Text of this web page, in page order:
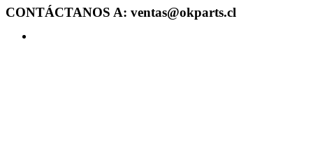
CONTÁCTANOS A: ventas@okparts.cl